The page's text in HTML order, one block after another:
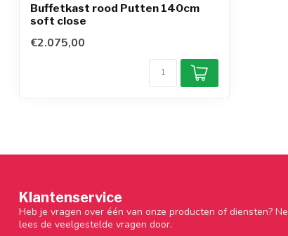
Buffetkast rood Putten 140cm
soft close
€2.075,00
Klantenservice
Heb je vragen over één van onze producten of diensten?
lees de veelgestelde vragen door.